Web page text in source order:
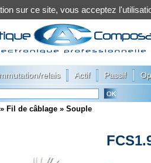
relais Actif Passif
» Fil de câblage » Souple
sur ce site, vous acceptez